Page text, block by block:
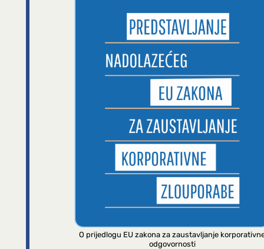
O prijedlogu EU zakona za zaustavljanje
odgovornosti